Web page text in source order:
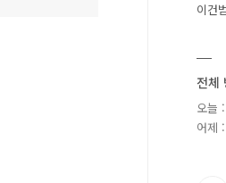
이건
전체
오늘 :
어제 :